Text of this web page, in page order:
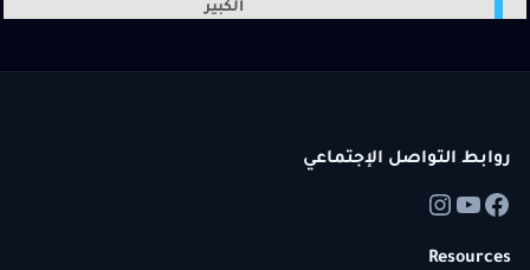
الكبير
روابط التواصل الإجتماعي
Resources